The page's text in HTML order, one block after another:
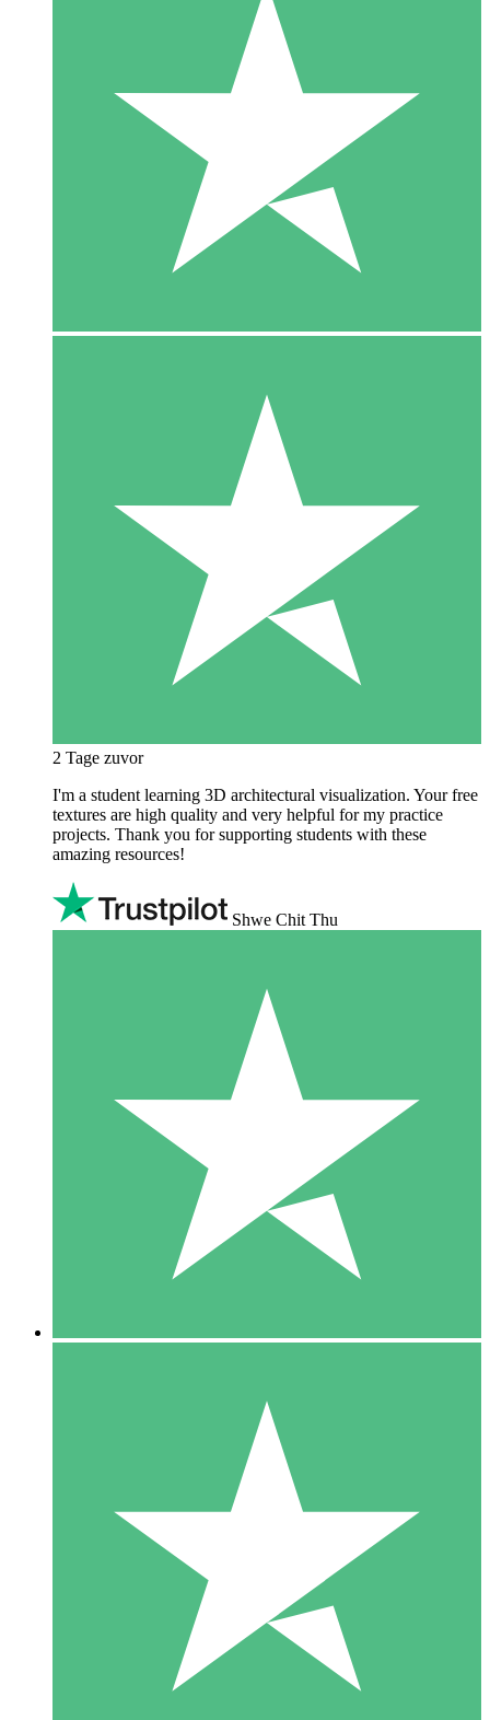
2 Tage zuvor
I'm a student learning 3D architectural visualization. Your free
textures are high quality and very helpful for my practice
projects. Thank you for supporting students with these
amazing resources!
Shwe Chit Thu